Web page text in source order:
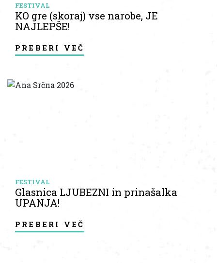
FESTIVAL
KO gre (skoraj) vse narobe, JE
NAJLEPŠE!
preberi več
FESTIVAL
Glasnica LJUBEZNI in prinašalka
UPANJA!
preberi več